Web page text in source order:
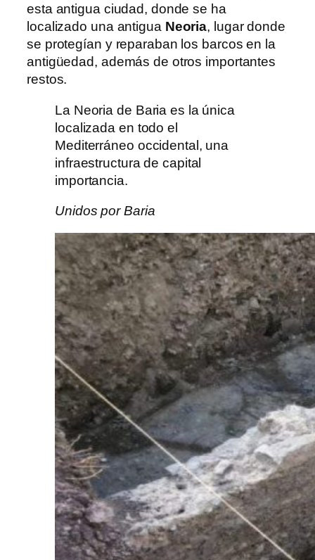
esta antigua ciudad, donde se ha
localizado una antigua Neoria, lugar donde
se protegían y reparaban los barcos en la
antigüedad, además de otros importantes
restos.
La Neoria de Baria es la única
localizada en todo el
Mediterráneo occidental, una
infraestructura de capital
importancia.
Unidos por Baria